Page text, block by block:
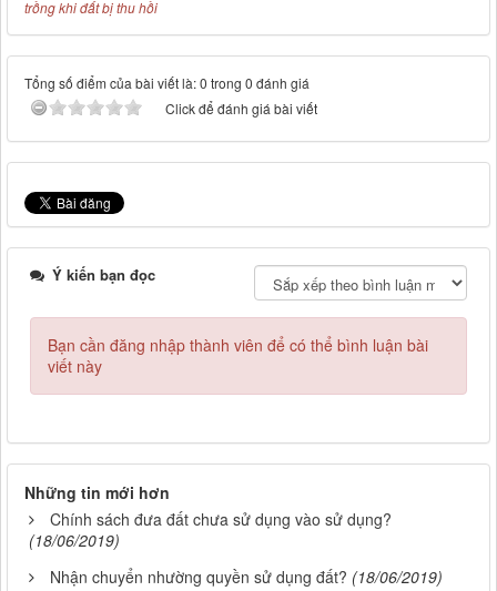
trồng khi đất bị thu hồi
Tổng số điểm của bài viết là: 0 trong 0 đánh giá
Click để đánh giá bài viết
Ý kiến bạn đọc
Bạn cần đăng nhập thành viên để có thể bình luận bài
viết này
Những tin mới hơn
Chính sách đưa đất chưa sử dụng vào sử dụng?
(18/06/2019)
Nhận chuyển nhường quyền sử dụng đất? (18/06/2019)